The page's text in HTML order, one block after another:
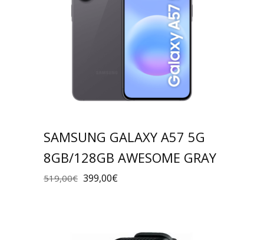
SAMSUNG GALAXY A57 5G
8GB/128GB AWESOME GRAY
519,00€ 399,00€